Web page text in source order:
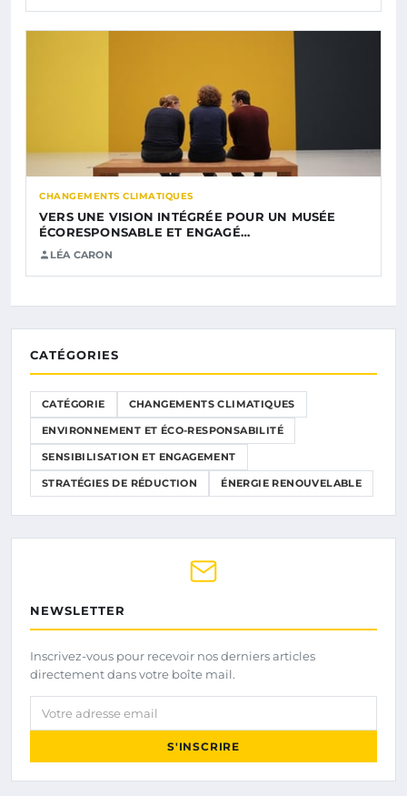
CHANGEMENTS CLIMATIQUES
VERS UNE VISION INTÉGRÉE POUR UN MUSÉE
ÉCORESPONSABLE ET ENGAGÉ…
LÉA CARON
CATÉGORIES
CATÉGORIE CHANGEMENTS CLIMATIQUES
ENVIRONNEMENT ET ÉCO-RESPONSABILITÉ
SENSIBILISATION ET ENGAGEMENT
STRATÉGIES DE RÉDUCTION ÉNERGIE RENOUVELABLE
NEWSLETTER
Inscrivez-vous pour recevoir nos derniers articles
directement dans votre boîte mail.
Votre adresse email
S'INSCRIRE